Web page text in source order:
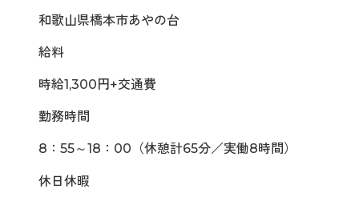
和歌山県橋本市あやの台
給料
時給1,300円+交通費
勤務時間
8：55～18：00（休憩計65分／実働8時間）
休日休暇